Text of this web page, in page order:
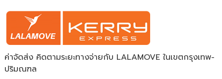
ค่าจัดส่ง คิดตามระยะทางจ่ายกับ LALAMOVE ในเขตกรุงเทพ-
ปริมณฑล